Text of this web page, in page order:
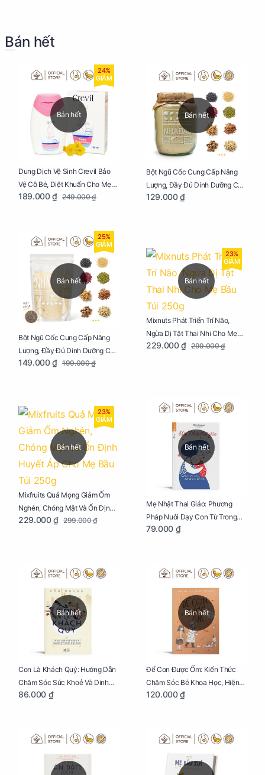
Bán hết
Bán hết
24%
GIẢM
Dung Dịch Vệ Sinh Crevil Bảo
Vệ Cô Bé, Diệt Khuẩn Cho Mẹ
Bầu Chai 100ml
189.000 ₫ 249.000 ₫
Bán hết
Bột Ngũ Cốc Cung Cấp Năng
Lượng, Đầy Đủ Dinh Dưỡng Cho
Mẹ Bầu Hũ 250g
129.000 ₫
Bán hết
25%
GIẢM
Bột Ngũ Cốc Cung Cấp Năng
Lượng, Đầy Đủ Dinh Dưỡng Cho
Mẹ Bầu Túi 250g
149.000 ₫ 199.000 ₫
Bán hết
23%
GIẢM
Mixnuts Phát Triển Trí Não,
Ngừa Dị Tật Thai Nhi Cho Mẹ
Bầu Túi 250g
229.000 ₫ 299.000 ₫
Bán hết
23%
GIẢM
Mixfruits Quả Mọng Giảm Ốm
Nghén, Chóng Mặt Và Ổn Định
Huyết Áp Cho Mẹ Bầu Túi 250g
229.000 ₫ 299.000 ₫
Bán hết
Mẹ Nhật Thai Giáo: Phương
Pháp Nuôi Dạy Con Từ Trong
Bụng Mẹ
79.000 ₫
Bán hết
Con Là Khách Quý: Hướng Dẫn
Chăm Sóc Sức Khoẻ Và Dinh
Dưỡng Cho Bé
86.000 ₫
Bán hết
Để Con Được Ốm: Kiến Thức
Chăm Sóc Bé Khoa Học, Hiện
Đại
120.000 ₫